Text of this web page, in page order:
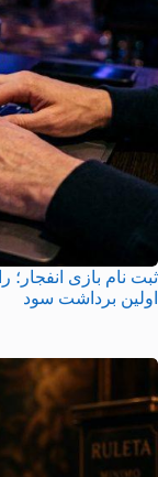
ثبت نام بازی انفجار؛
اولین برداشت سود